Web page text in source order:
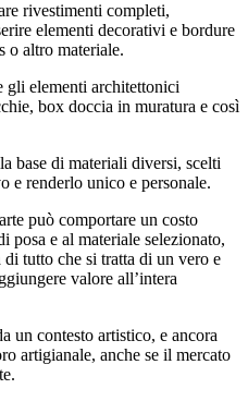
rivestimenti completi,
elementi decorativi e bordure
o altro materiale.
gli elementi architettonici
box doccia in muratura e così
base di materiali diversi, scelti
e renderlo unico e personale.
può comportare un costo
posa e al materiale selezionato,
tutto che si tratta di un vero e
valore all’intera
un contesto artistico, e ancora
artigianale, anche se il mercato